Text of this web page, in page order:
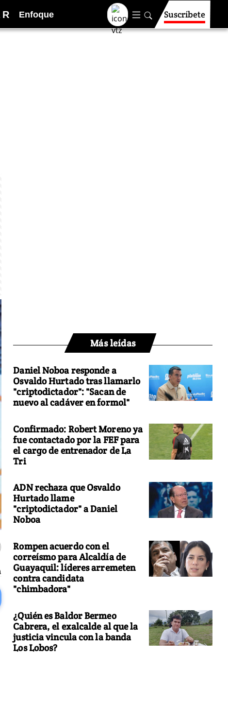
R Enfoque Suscríbete
Más leídas
Daniel Noboa responde a
Osvaldo Hurtado tras llamarlo
"criptodictador": "Sacan de
nuevo al cadáver en formol"
Confirmado: Robert Moreno ya
fue contactado por la FEF para
el cargo de entrenador de La
Tri
ADN rechaza que Osvaldo
Hurtado llame
"criptodictador" a Daniel
Noboa
Rompen acuerdo con el
correísmo para Alcaldía de
Guayaquil: líderes arremeten
contra candidata
"chimbadora"
¿Quién es Baldor Bermeo
Cabrera, el exalcalde al que la
justicia vincula con la banda
Los Lobos?